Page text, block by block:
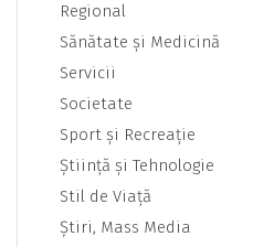
Regional
Sănătate şi Medicină
Servicii
Societate
Sport şi Recreaţie
Ştiinţă şi Tehnologie
Stil de Viaţă
Ştiri, Mass Media